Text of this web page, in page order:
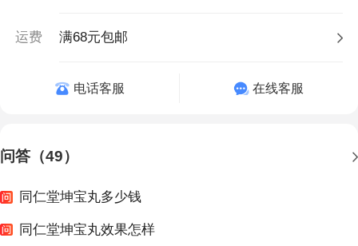
运费 满68元包邮
电话客服 在线客服
问答（49）
同仁堂坤宝丸多少钱
同仁堂坤宝丸效果怎样